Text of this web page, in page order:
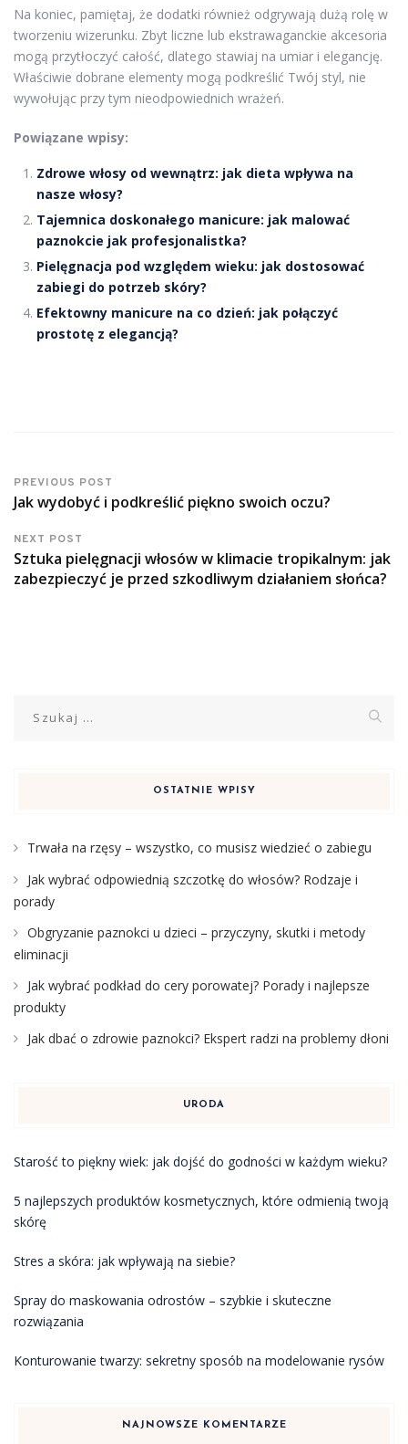
Na koniec, pamiętaj, że dodatki również odgrywają dużą rolę w
tworzeniu wizerunku. Zbyt liczne lub ekstrawaganckie akcesoria
mogą przytłoczyć całość, dlatego stawiaj na umiar i elegancję.
Właściwie dobrane elementy mogą podkreślić Twój styl, nie
wywołując przy tym nieodpowiednich wrażeń.
Powiązane wpisy:
Zdrowe włosy od wewnątrz: jak dieta wpływa na
nasze włosy?
Tajemnica doskonałego manicure: jak malować
paznokcie jak profesjonalistka?
Pielęgnacja pod względem wieku: jak dostosować
zabiegi do potrzeb skóry?
Efektowny manicure na co dzień: jak połączyć
prostotę z elegancją?
PREVIOUS POST
Jak wydobyć i podkreślić piękno swoich oczu?
NEXT POST
Sztuka pielęgnacji włosów w klimacie tropikalnym: jak
zabezpieczyć je przed szkodliwym działaniem słońca?
OSTATNIE WPISY
Trwała na rzęsy – wszystko, co musisz wiedzieć o zabiegu
Jak wybrać odpowiednią szczotkę do włosów? Rodzaje i
porady
Obgryzanie paznokci u dzieci – przyczyny, skutki i metody
eliminacji
Jak wybrać podkład do cery porowatej? Porady i najlepsze
produkty
Jak dbać o zdrowie paznokci? Ekspert radzi na problemy dłoni
URODA
Starość to piękny wiek: jak dojść do godności w każdym wieku?
5 najlepszych produktów kosmetycznych, które odmienią twoją
skórę
Stres a skóra: jak wpływają na siebie?
Spray do maskowania odrostów – szybkie i skuteczne
rozwiązania
Konturowanie twarzy: sekretny sposób na modelowanie rysów
NAJNOWSZE KOMENTARZE